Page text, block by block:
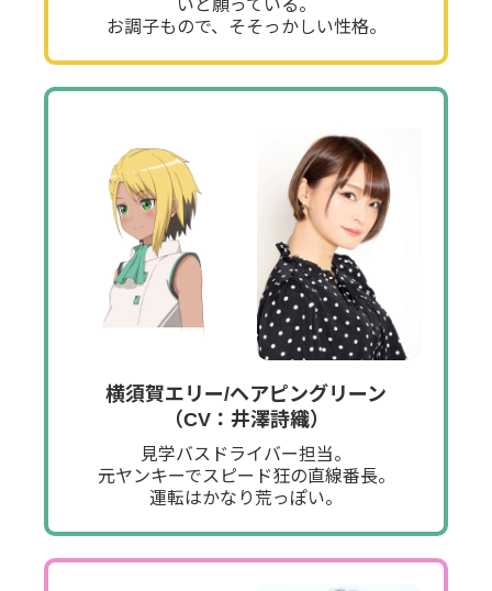
いと願っている。
お調子もので、そそっかしい性格。
横須賀エリー/ヘアピングリーン
（CV：井澤詩織）
見学バスドライバー担当。
元ヤンキーでスピード狂の直線番長。
運転はかなり荒っぽい。